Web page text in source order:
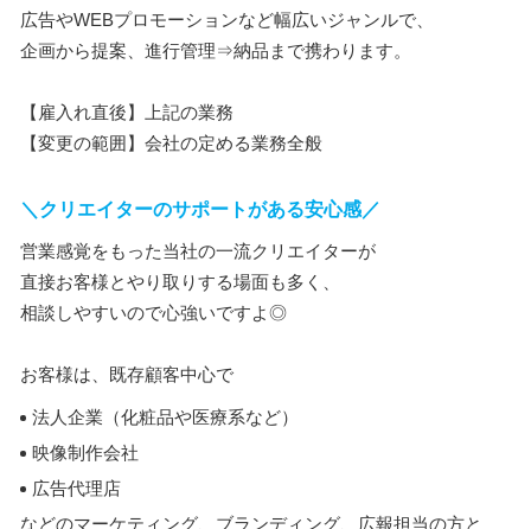
広告やWEBプロモーションなど幅広いジャンルで、
企画から提案、進行管理⇒納品まで携わります。
【雇入れ直後】上記の業務
【変更の範囲】会社の定める業務全般
＼クリエイターのサポートがある安心感／
営業感覚をもった当社の一流クリエイターが
直接お客様とやり取りする場面も多く、
相談しやすいので心強いですよ◎
お客様は、既存顧客中心で
法人企業（化粧品や医療系など）
映像制作会社
広告代理店
などのマーケティング、ブランディング、広報担当の方と